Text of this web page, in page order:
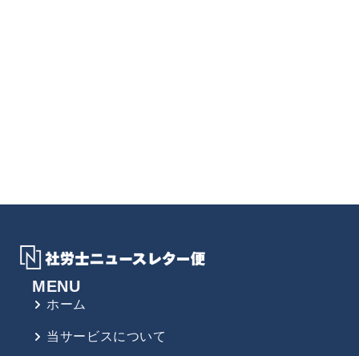
MENU
ホーム
当サービスについて